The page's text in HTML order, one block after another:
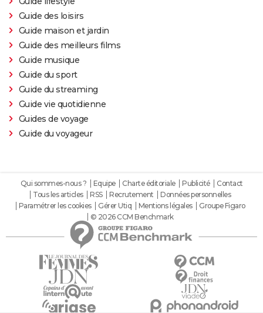
Guide des loisirs
Guide maison et jardin
Guide des meilleurs films
Guide musique
Guide du sport
Guide du streaming
Guide vie quotidienne
Guides de voyage
Guide du voyageur
Qui sommes-nous ? Equipe Charte éditoriale Publicité
Contact
Tous les articles
RSS Recrutement
Données personnelles
Paramétrer les cookies
Gérer Utiq Mentions légales
Groupe Figaro
© 2026 CCM Benchmark